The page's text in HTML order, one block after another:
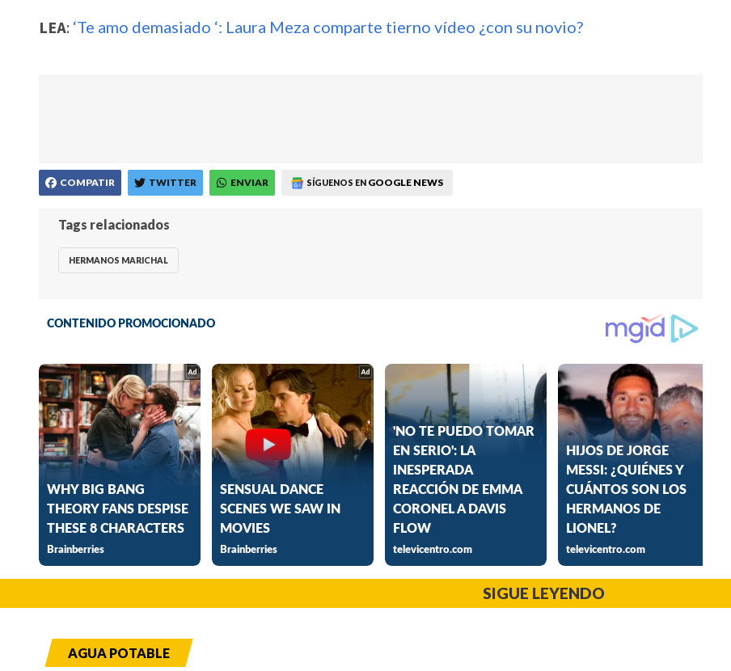
LEA: ‘Te amo demasiado ‘: Laura Meza comparte tierno vídeo ¿con su novio?
COMPATIR TWITTER ENVIAR SÍGUENOS EN GOOGLE NEWS
Tags relacionados
HERMANOS MARICHAL
SIGUE LEYENDO
AGUA POTABLE